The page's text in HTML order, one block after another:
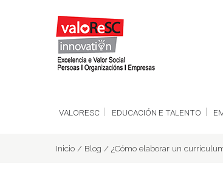
VALORESC EDUCACIÓN E TALENTO
Inicio / Blog / ¿Cómo elaborar un